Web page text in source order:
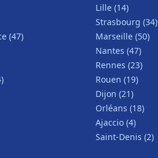
(47)
Lille (14)
Strasbourg (34)
Marseille (50)
Nantes (47)
Rennes (23)
Rouen (19)
Dijon (21)
Orléans (18)
Ajaccio (4)
Saint-Denis (2)